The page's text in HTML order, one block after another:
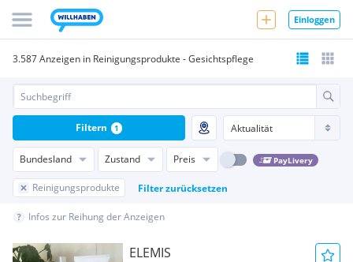
Einloggen
3.587 Anzeigen in Reinigungsprodukte - Gesichtspflege
Bundesland Zustand Preis PayLivery
Reinigungsprodukte Filter zurücksetzen
Filtern 1
Infos zur Reihung der Anzeigen
ELEMIS